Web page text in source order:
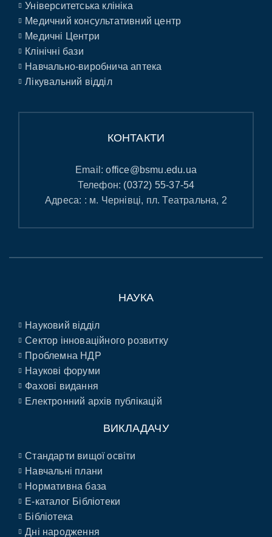
Університетська клініка
Медичний консультативний центр
Медичні Центри
Клінічні бази
Навчально-виробнича аптека
Лікувальний відділ
КОНТАКТИ
Email:office@bsmu.edu.ua
Телефон: (0372) 55-37-54
Адреса: : м. Чернівці, пл. Театральна, 2
НАУКА
Науковий відділ
Сектор інноваційного розвитку
Проблемна НДР
Наукові форуми
Фахові видання
Електронний архів публікацій
ВИКЛАДАЧУ
Стандарти вищої освіти
Навчальні плани
Нормативна база
E-каталог Бібліотеки
Бібліотека
Дні народження